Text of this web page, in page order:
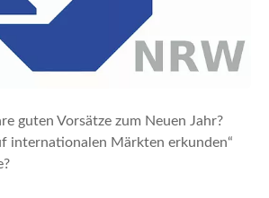
guten Vorsätze zum Neuen Jahr?
internationalen Märkten erkunden“